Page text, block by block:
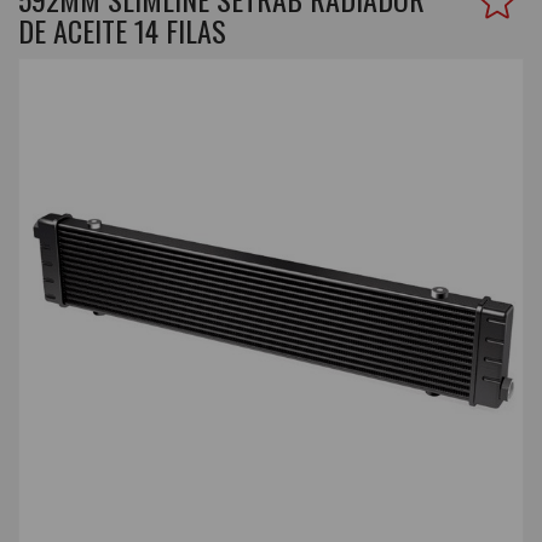
DE ACEITE 14 FILAS